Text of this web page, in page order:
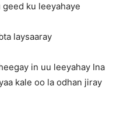
ku leeyahaye
laysaaray
in uu leeyahay Ina
kale oo la odhan jiray